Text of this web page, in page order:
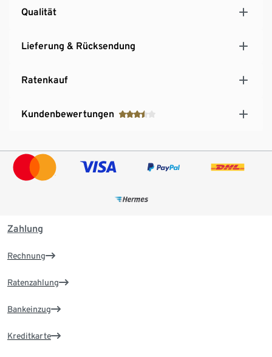
Qualität
Lieferung & Rücksendung
Ratenkauf
Kundenbewertungen
Zahlung
Rechnung
Ratenzahlung
Bankeinzug
Kreditkarte